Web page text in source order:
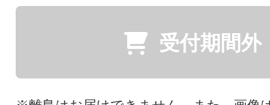
受付期間外